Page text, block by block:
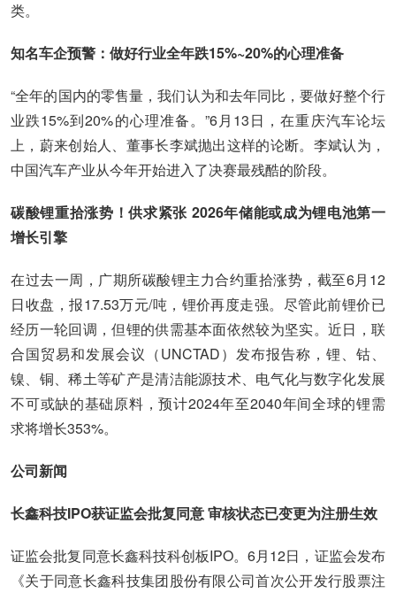
类。
知名车企预警：做好行业全年跌15%~20%的心理准备
“全年的国内的零售量，我们认为和去年同比，要做好整个行
业跌15%到20%的心理准备。”6月13日，在重庆汽车论坛
上，蔚来创始人、董事长李斌抛出这样的论断。李斌认为，
中国汽车产业从今年开始进入了决赛最残酷的阶段。
碳酸锂重拾涨势！供求紧张 2026年储能或成为锂电池第一
增长引擎
在过去一周，广期所碳酸锂主力合约重拾涨势，截至6月12
日收盘，报17.53万元/吨，锂价再度走强。尽管此前锂价已
经历一轮回调，但锂的供需基本面依然较为坚实。近日，联
合国贸易和发展会议（UNCTAD）发布报告称，锂、钴、
镍、铜、稀土等矿产是清洁能源技术、电气化与数字化发展
不可或缺的基础原料，预计2024年至2040年间全球的锂需
求将增长353%。
公司新闻
长鑫科技IPO获证监会批复同意 审核状态已变更为注册生效
证监会批复同意长鑫科技科创板IPO。6月12日，证监会发布
《关于同意长鑫科技集团股份有限公司首次公开发行股票注